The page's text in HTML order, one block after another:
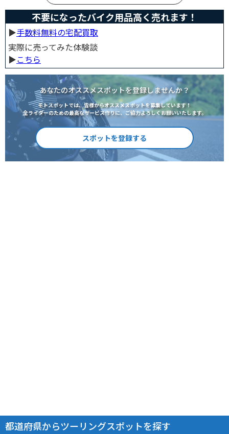
不要になったバイク用品高く売れます！
▶︎手数料無料の宅配買取
実際に売ってみた体験談
▶︎こちら
あなたのオススメスポットを登録しませんか？
モトスポットでは、皆様からオススメスポットを募集しています！
全ライダーのための最高なサービス作りに、ご協力よろしくお願いいたします。
スポットを登録する
都道府県からツーリングスポットを探す